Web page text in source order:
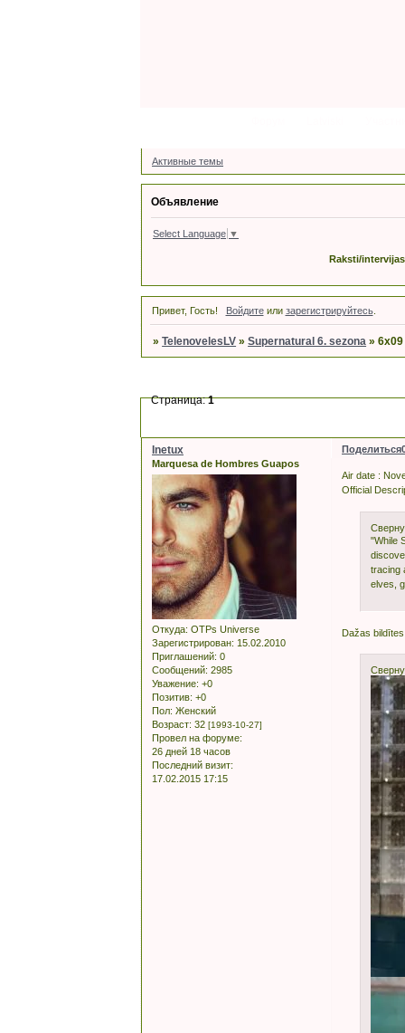
Активные темы
Объявление
Select Language ▼
Raksti/
Привет, Гость! Войдитеили зарегистрируйтесь.
»TelenovelesLV »Supernatural 6. sezona »6x09
Страница:1
Поделиться
Inetux
Marquesa de Hombres Guapos
Откуда: OTPs Universe
Зарегистрирован: 15.02.2010
Приглашений: 0
Сообщений: 2985
Уважение: +0
Позитив: +0
Пол: Женский
Возраст: 32 [1993-10-27]
Провел на форуме:
26 дней 18 часов
Последний визит:
17.02.2015 17:15
Air date :
Official
"While
tracing
elves,
Dažas